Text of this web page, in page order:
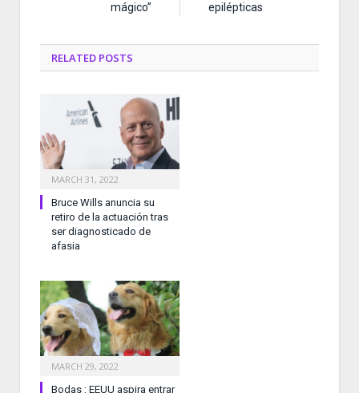
mágico”
epilépticas
RELATED POSTS
MARCH 31, 2022
Bruce Wills anuncia su
retiro de la actuación tras
ser diagnosticado de
afasia
MARCH 29, 2022
Bodas : EEUU aspira entrar